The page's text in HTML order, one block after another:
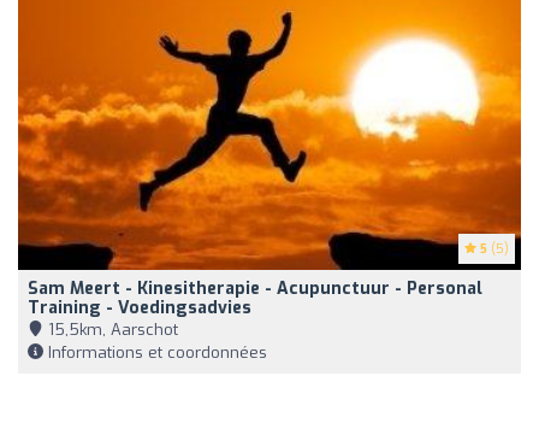
5 (5)
Sam Meert - Kinesitherapie - Acupunctuur - Personal
Training - Voedingsadvies
15,5km, Aarschot
Informations et coordonnées